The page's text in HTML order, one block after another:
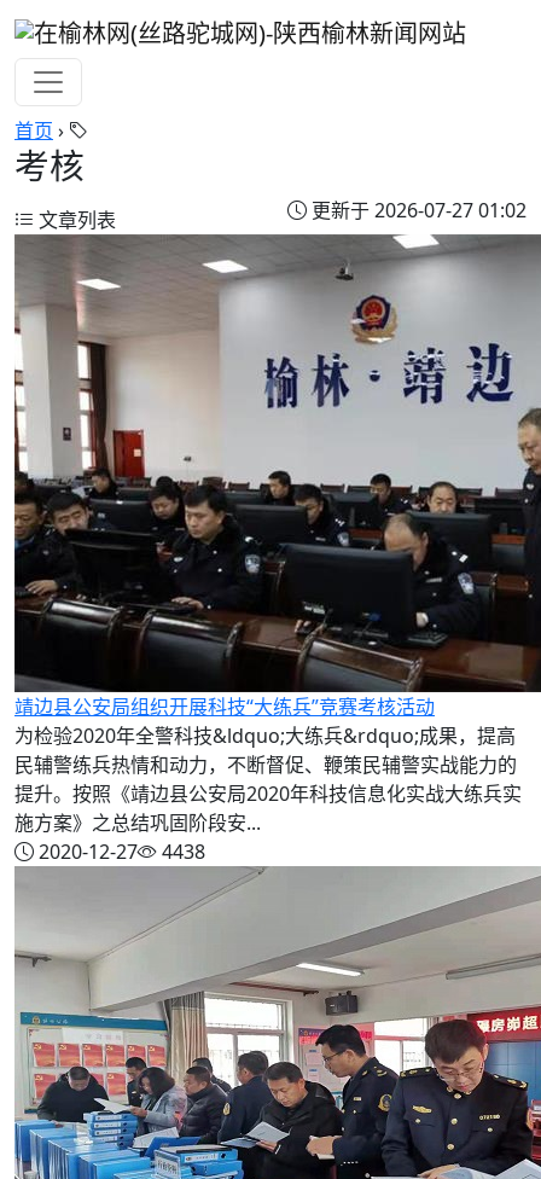
首页 ›
考核
更新于 2026-07-27 01:02
文章列表
靖边县公安局组织开展科技“大练兵”竞赛考核活动
为检验2020年全警科技&ldquo;大练兵&rdquo;成果，提高
民辅警练兵热情和动力，不断督促、鞭策民辅警实战能力的
提升。按照《靖边县公安局2020年科技信息化实战大练兵实
施方案》之总结巩固阶段安...
2020-12-27
4438